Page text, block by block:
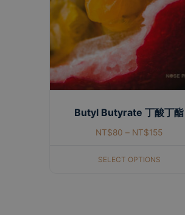
Butyl Butyrate 丁酸丁酯
NT$80 – NT$155
SELECT OPTIONS